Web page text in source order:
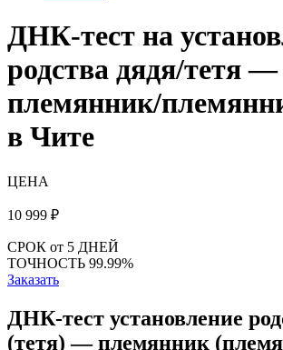
ДНК-тест на
родства дядя/тетя —
племянник/
в Чите
ЦЕНА
10 999 ₽
СРОК от 5 ДНЕЙ
ТОЧНОСТЬ 99.99%
Заказать
ДНК-тест установление
(тетя) — племянник